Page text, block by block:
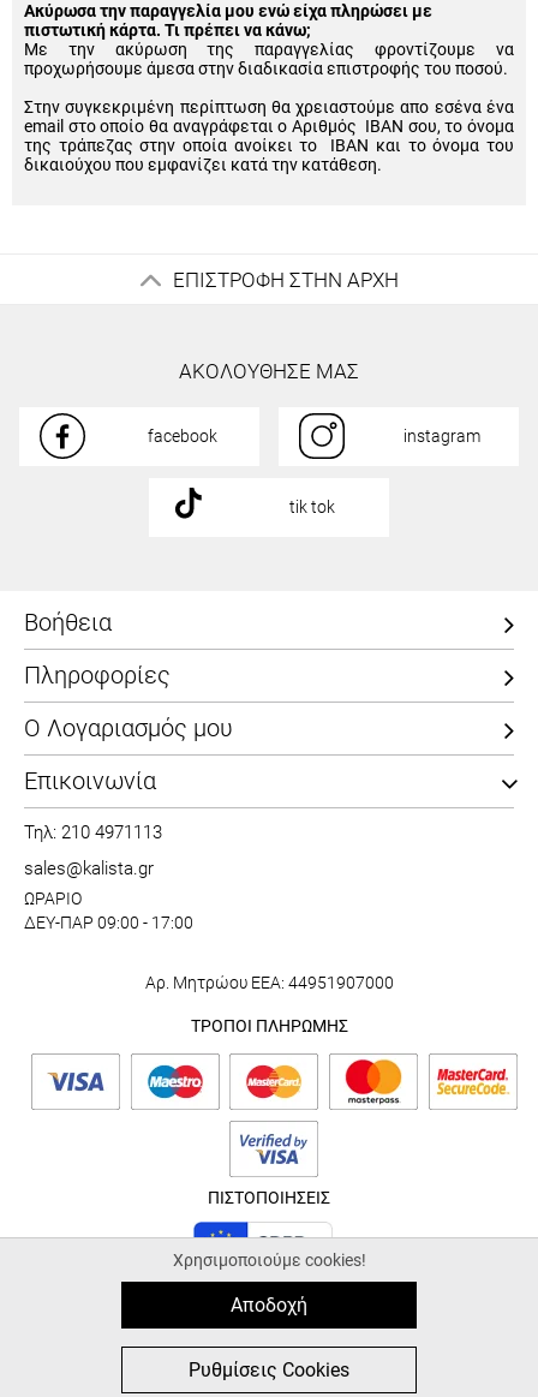
Ακύρωσα την παραγγελία μου ενώ είχα πληρώσει με
πιστωτική κάρτα. Τι πρέπει να κάνω;
Με την ακύρωση της παραγγελίας φροντίζουμε να
προχωρήσουμε άμεσα στην διαδικασία επιστροφής του ποσού.
Στην συγκεκριμένη περίπτωση θα χρειαστούμε απο εσένα ένα
email στο οποίο θα αναγράφεται ο Αριθμός IBAN σου, το όνομα
της τράπεζας στην οποία ανοίκει το IBAN και το όνομα του
δικαιούχου που εμφανίζει κατά την κατάθεση.
ΕΠΙΣΤΡΟΦΗ ΣΤΗΝ ΑΡΧΗ
ΑΚΟΛΟΥΘΗΣΕ ΜΑΣ
facebook instagram
tik tok
Βοήθεια
Πληροφορίες
Ο Λογαριασμός μου
Επικοινωνία
Τηλ: 210 4971113
sales@kalista.gr
ΩΡΑΡΙΟ
ΔΕΥ-ΠΑΡ 09:00 - 17:00
Αρ. Μητρώου ΕΕΑ: 44951907000
ΤΡΟΠΟΙ ΠΛΗΡΩΜΗΣ
ΠΙΣΤΟΠΟΙΗΣΕΙΣ
ALL-IN-ONE eCommerce Business Development by
Plushost.gr
Χρησιμοποιούμε cookies!
Αποδοχή
Ρυθμίσεις Cookies